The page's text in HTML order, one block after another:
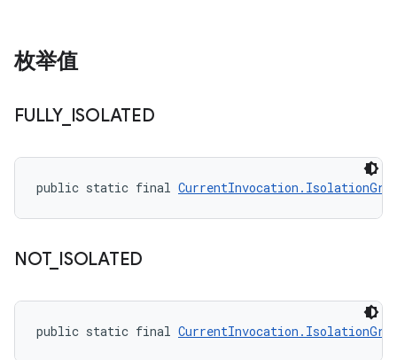
枚举值
FULLY_ ISOLATED
public static final
NOT_ ISOLATED
public static final